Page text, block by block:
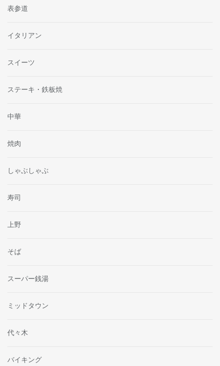
表参道
イタリアン
スイーツ
ステーキ・鉄板焼
中華
焼肉
しゃぶしゃぶ
寿司
上野
そば
スーパー銭湯
ミッドタウン
代々木
バイキング